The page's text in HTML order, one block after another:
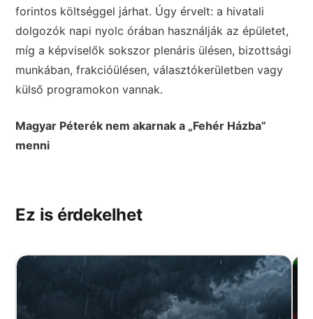
forintos költséggel járhat. Úgy érvelt: a hivatali
dolgozók napi nyolc órában használják az épületet,
míg a képviselők sokszor plenáris ülésen, bizottsági
munkában, frakcióülésen, választókerületben vagy
külső programokon vannak.
Magyar Péterék nem akarnak a „Fehér Házba”
menni
Ez is érdekelhet